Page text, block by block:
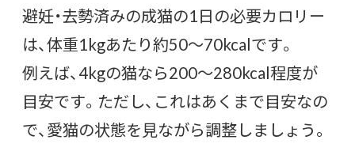
避妊・去勢済みの成猫の1日の必要カロリー
は、体重1kgあたり約50〜70kcalです。
例えば、4kgの猫なら200〜280kcal程度が
目安です。ただし、これはあくまで目安なの
で、愛猫の状態を見ながら調整しましょう。